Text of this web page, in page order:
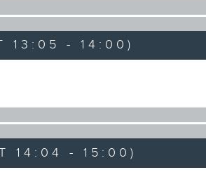
13:05 - 14:00)
14:04 - 15:00)